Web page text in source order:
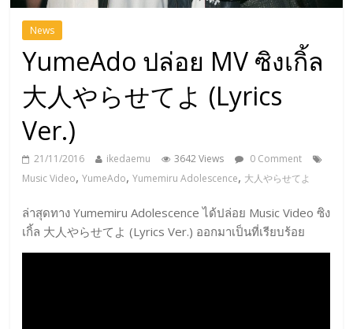
News
YumeAdo ปล่อย MV ซิงเกิ้ล
大人やらせてよ (Lyrics
Ver.)
21/11/2016 ikedaemu 3642 Views
0 Comment
Music Video,YumeAdo,Yumemiru Adolescence, 大人やらせてよ
ล่าสุดทาง Yumemiru Adolescence ได้ปล่อย Music Video ซิง
เกิ้ล 大人やらせてよ (Lyrics Ver.) ออกมาเป็นที่เรียบร้อย